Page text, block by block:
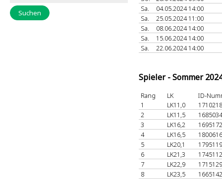
Sa.
04.05.2024 14:00
Sa.
25.05.2024 11:00
Sa.
08.06.2024 14:00
Sa.
15.06.2024 14:00
Sa.
22.06.2024 14:00
Spieler - Sommer
Rang LK
ID-
1
LK11,0
2
LK11,5
3
LK16,2
4
LK16,5
5
LK20,1
6
LK21,3
7
LK22,9
8
LK23,5